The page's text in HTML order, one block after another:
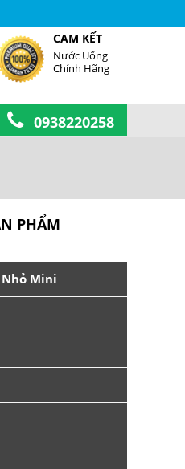
CAM KẾT
Nước Uống
Chính Hãng
0938220258
PHẨM
Mini